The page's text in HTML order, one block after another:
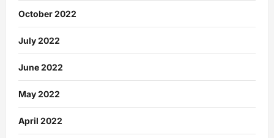
October 2022
July 2022
June 2022
May 2022
April 2022